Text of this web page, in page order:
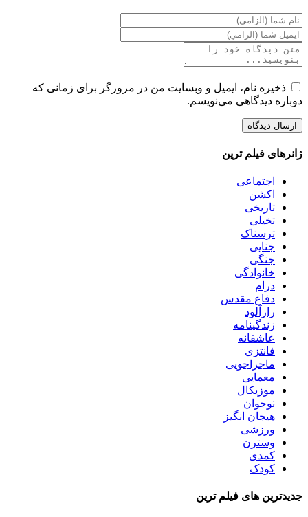
ذخیره نام، ایمیل و وبسایت من در مرورگر برای زمانی که
دوباره دیدگاهی می‌نویسم.
ژانرهای فیلم ترین
اجتماعی
اکشن
تاریخی
تخیلی
ترسناک
جنایی
جنگی
خانوادگی
درام
دفاع مقدس
رازآلود
زندگینامه
عاشقانه
فانتزی
ماجراجویی
معمایی
موزیکال
نوجوان
هیجان انگیز
ورزشی
وسترن
کمدی
کودک
جدیدترین های فیلم ترین